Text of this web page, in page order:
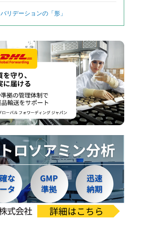
バリデーションの「形」